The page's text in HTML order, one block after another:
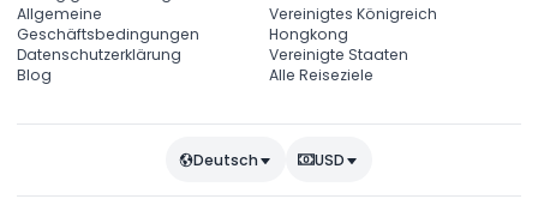
Allgemeine
Geschäftsbedingungen
Datenschutzerklärung
Blog
Vereinigtes Königreich
Hongkong
Vereinigte Staaten
Alle Reiseziele
Deutsch USD